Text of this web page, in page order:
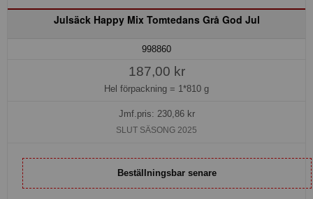
Julsäck Happy Mix Tomtedans Grå God Jul
998860
187,00 kr
Hel förpackning = 1*810 g
Jmf.pris: 230,86kr
SLUT SÄSONG 2025
Beställningsbar senare